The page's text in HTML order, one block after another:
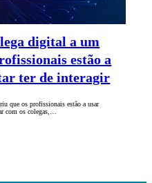
digital a um
estão a
ter de interagir
que os profissionais estão a usar
com os colegas,…